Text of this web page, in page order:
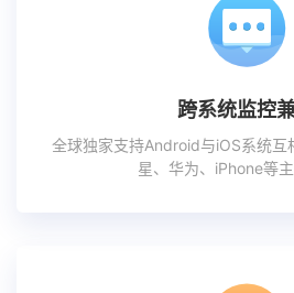
跨系统监控
全球独家支持Android与iOS系统互
星、华为、iPhone等主